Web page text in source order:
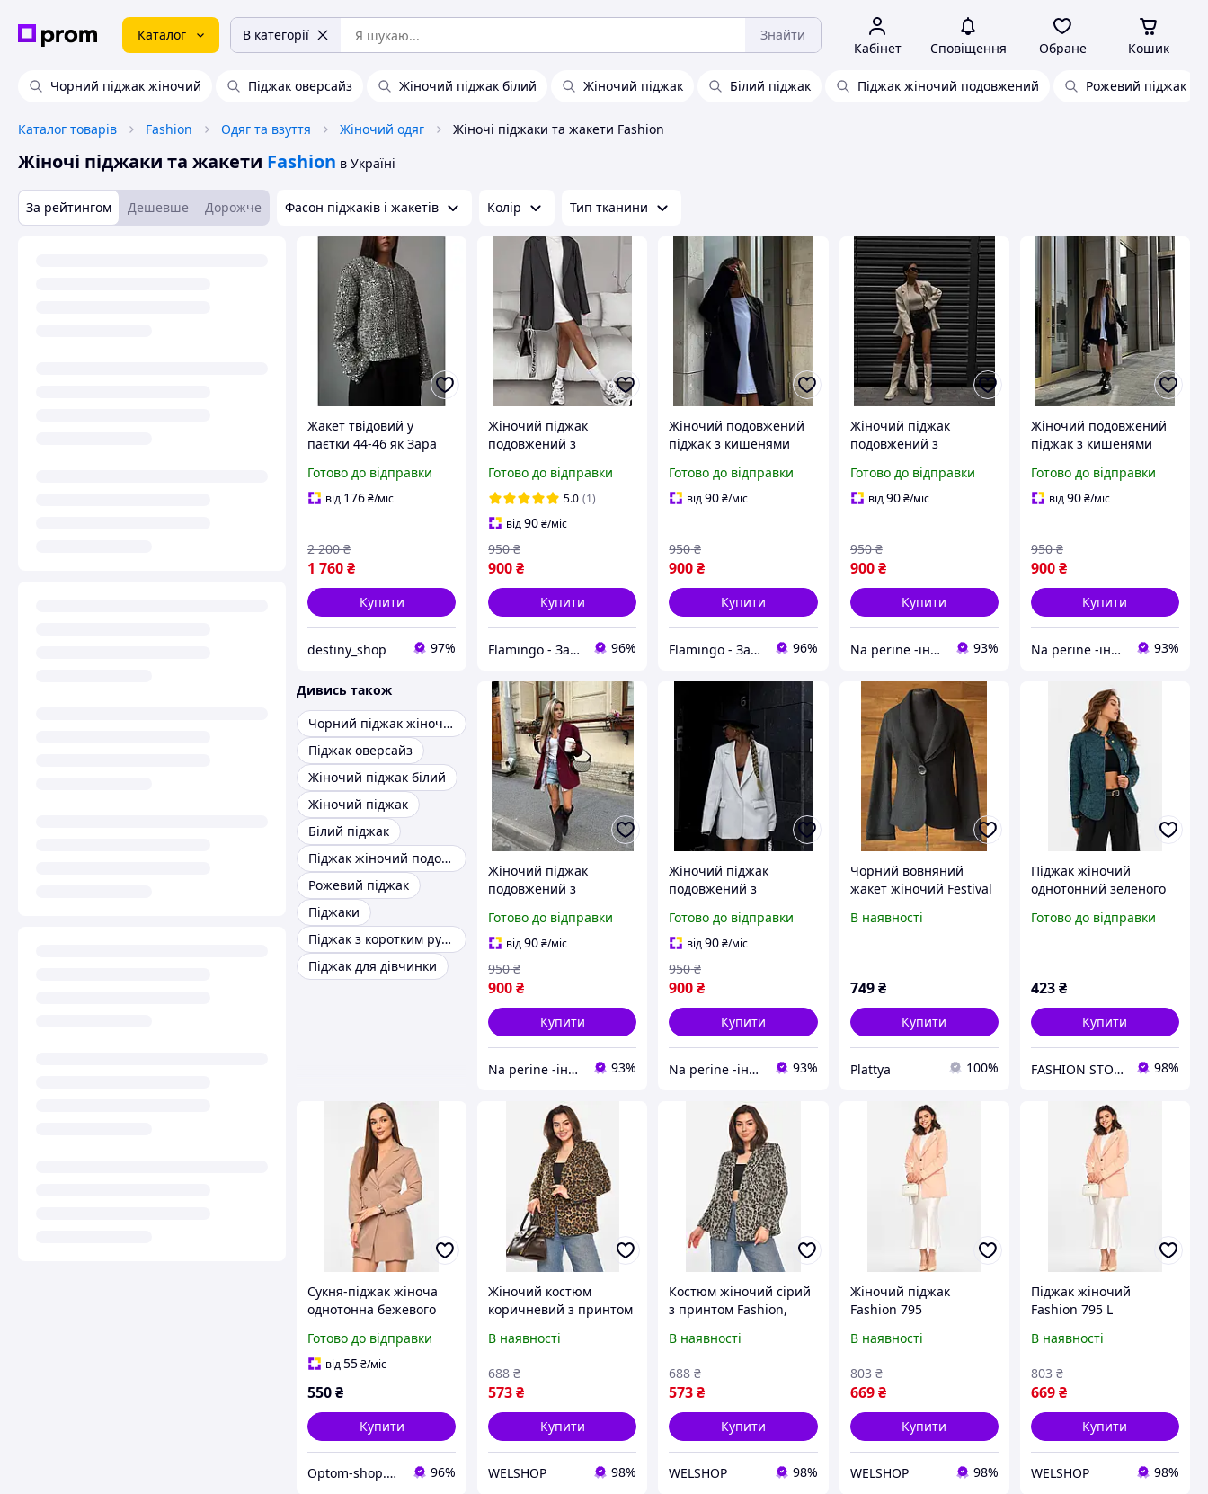
Каталог В категорії Знайти
Кабінет Сповіщення Обране Кошик
Чорний піджак жіночий Піджак оверсайз Жіночий піджак білий Жіночий піджак Білий піджак Піджак жіночий подовжений Рожевий піджак
Каталог товарів Fashion Одяг та взуття Жіночий одяг Жіночі піджаки та жакети Fashion
Жіночі піджаки та жакети Fashion в Україні
За рейтингом Дешевше Дорожче Фасон піджаків і жакетів Колір Тип тканини
Жакет твідовий у
паєтки 44-46 як Зара
Готово до відправки
від 176₴/міс
1 760₴
2 200 ₴
Купити
destiny_shop 97%
Жіночий піджак
подовжений з
графіт
Готово до відправки
5.0 (1)
від90₴/міс
900₴
950 ₴
Купити
Flamingo - Затишок у Вашій оселі 96%
Жіночий подовжений
піджак з кишенями
Готово до відправки
від90₴/міс
900₴
950 ₴
Купити
Flamingo - Затишок у Вашій оселі 96%
Жіночий піджак
подовжений з
бежевий
Готово до відправки
від90 ₴/міс
900 ₴
950 ₴
Купити
Na perine -інтернет-магазин постільної білизни та домашнього текстилю 93%
Жіночий подовжений
піджак з кишенями
Готово до відправки
від90₴/міс
900₴
950 ₴
Купити
Na perine -інтернет-магазин постільної білизни та домашнього текстилю 93%
Дивись також
Чорний піджак жіночий
Піджак оверсайз
Жіночий піджак білий
Жіночий піджак
Білий піджак
Піджак жіночий подовжений
Рожевий піджак
Піджаки
Піджак з коротким рукавом
Піджак для дівчинки
Жіночий піджак
подовжений з
бордовий
Готово до відправки
від90₴/міс
900₴
950 ₴
Купити
Na perine -інтернет-магазин постільної білизни та домашнього текстилю 93%
Жіночий піджак
подовжений з
молочний
Готово до відправки
від90₴/міс
900₴
950 ₴
Купити
Na perine -інтернет-магазин постільної білизни та домашнього текстилю 93%
Чорний вовняний
жакет жіночий Festival
В наявності
749 ₴
Купити
Plattya 100%
Піджак жіночий
однотонний зеленого
Готово до відправки
423₴
Купити
FASHION STORE 98%
Сукня-піджак жіноча
однотонна бежевого
Готово до відправки
від55₴/міс
550₴
Купити
Optom-shop.com.ua - Оптовий інтернет-магазин: Одежа та взуття оптом, спідня білизна недорого 96%
Жіночий костюм
коричневий з принтом
OneSize, матеріал: ...
В наявності
573₴
688 ₴
Купити
WELSHOP 98%
Костюм жіночий сірий
з принтом Fashion,
матеріал - 100%
213399, розміри
66x59x38 см.
В наявності
573₴
688 ₴
Купити
WELSHOP 98%
Жіночий піджак
Fashion 795
розмір XL, матеріал,
В наявності
669 ₴
803 ₴
Купити
WELSHOP 98%
Піджак жіночий
Fashion 795 L
поліестер, розмір S-XL,
довжина, ширина
плеча, талія.
В наявності
669₴
803 ₴
Купити
WELSHOP 98%